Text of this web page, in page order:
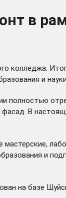
в
колледжа.
и
полностью
В
и
на базе